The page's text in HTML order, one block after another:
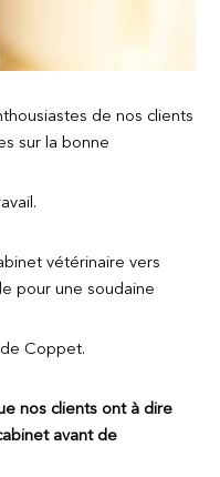
de nos clients
sur la bonne
vétérinaire vers
pour une soudaine
Coppet.
nos clients ont à dire
avant de